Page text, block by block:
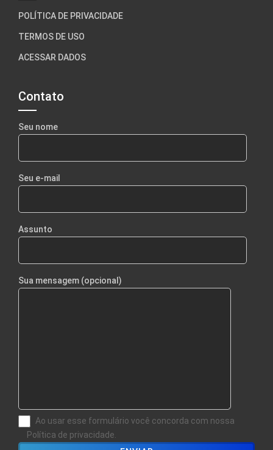
POLÍTICA DE PRIVACIDADE
TERMOS DE USO
ACESSAR DADOS
Contato
Seu nome
Seu e-mail
Assunto
Sua mensagem (opcional)
Ao usar esse formulário você concorda com nossa
Política de privacidade.